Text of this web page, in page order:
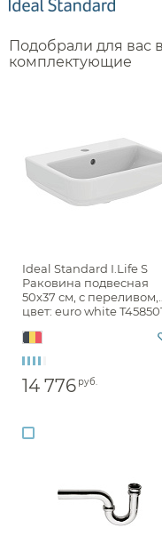
Подобрали для вас
комплектующие
Ideal Standard I.Life S
Раковина подвесная
50x37 см, с переливом,
цвет: euro white
14 776 руб.